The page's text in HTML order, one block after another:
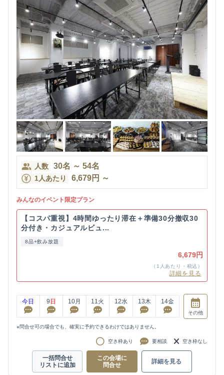
人数 30名 ～ 54名
1人あたり 6,679円 ～
みんなのイベント限定プラン
【コスパ重視】4時間ゆったり滞在＋準備30分撤収30
分付き・カジュアルビュ...
8品+飲み放題
6,679円
（1人あたり・税込）
詳細を見る
今日 9 日 10月 11火 12水 13木 14金
その他
※問合せ可の場合でも、確実に予約できるわけではありません。
空き枠あり 要相談 空き枠なし
一括問合せ
リストに追加
この会場に
問合せ
詳細を見る